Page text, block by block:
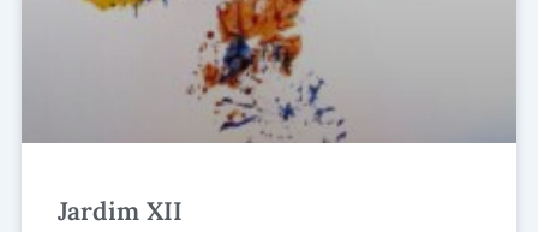
Jardim XII